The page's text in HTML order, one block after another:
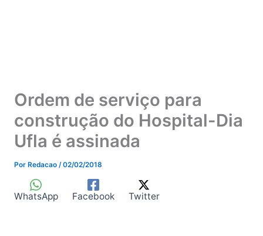
Ordem de serviço para
construção do Hospital-Dia
Ufla é assinada
Por Redacao /02/02/2018
WhatsApp Facebook Twitter